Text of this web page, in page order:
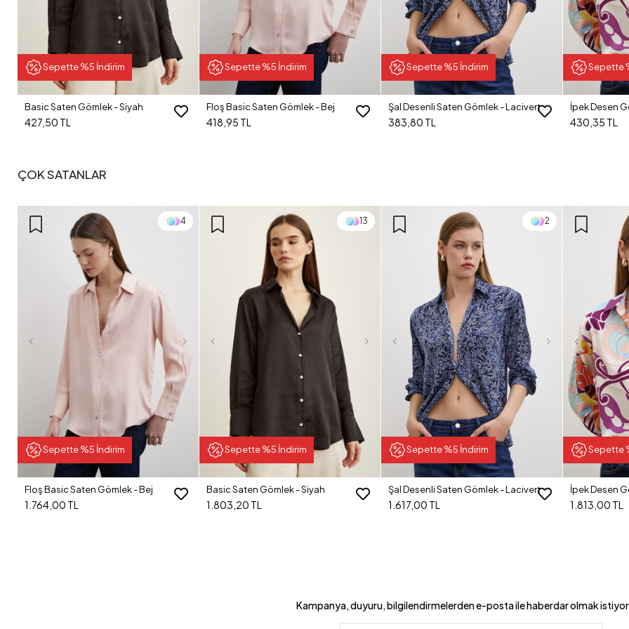
Sepette %5 İndirim
Basic Saten Gömlek - Siyah
427,50 TL
Sepette %5 İndirim
Floş Basic Saten Gömlek - Bej
418,95 TL
Sepette %5 İndirim
Şal Desenli Saten Gömlek - Lacivert
383,80 TL
Sepette
İpek Desen
430,35 TL
ÇOK SATANLAR
Sepette %5 İndirim
4
Floş Basic Saten Gömlek - Bej
1.764,00 TL
Sepette %5 İndirim
13
Basic Saten Gömlek - Siyah
1.803,20 TL
Sepette %5 İndirim
2
Şal Desenli Saten Gömlek - Lacivert
1.617,00 TL
Sepette
İpek Desen
1.813,00 TL
Kampanya, duyuru, bilgilendirmelerden e-posta ile haberdar olmak